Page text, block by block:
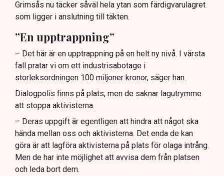
Grimsås nu täcker såväl hela ytan som färdigvarulagret
som ligger i anslutning till täkten.
”En upptrappning”
– Det här är en upptrappning på en helt ny nivå. I värsta
fall pratar vi om ett industrisabotage i
storleksordningen 100 miljoner kronor, säger han.
Dialogpolis finns på plats, men de saknar lagutrymme
att stoppa aktivisterna.
– Deras uppgift är egentligen att hindra att något ska
hända mellan oss och aktivisterna. Det enda de kan
göra är att lagföra aktivisterna på plats för olaga intrång.
Men de har inte möjlighet att avvisa dem från platsen
och leda bort dem.